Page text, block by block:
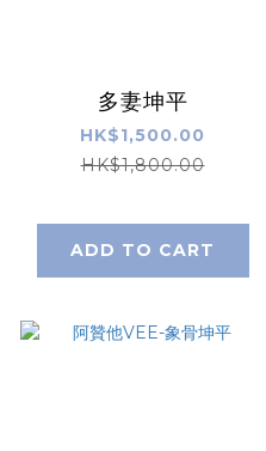
多妻坤平
HK$1,500.00
HK$1,800.00
ADD TO CART